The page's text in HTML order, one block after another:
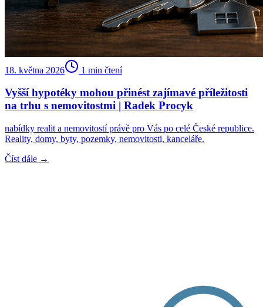
18. května 2026 1 min čtení
Vyšší hypotéky mohou přinést zajímavé příležitosti
na trhu s nemovitostmi | Radek Procyk
nabídky realit a nemovitostí právě pro Vás po celé České republice.
Reality, domy, byty, pozemky, nemovitosti, kanceláře.
Číst dále →